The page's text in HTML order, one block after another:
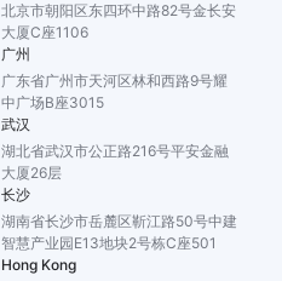
北京市朝阳区东四环中路82号金长安
大厦C座1106
广州
广东省广州市天河区林和西路9号耀
中广场B座3015
武汉
湖北省武汉市公正路216号平安金融
大厦26层
长沙
湖南省长沙市岳麓区靳江路50号中建
智慧产业园E13地块2号栋C座501
Hong Kong